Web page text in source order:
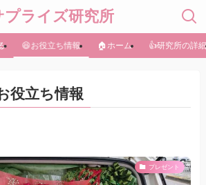
プライズ研究所
😆お役立ち情報 🏠ホーム 👍研究所の詳細
役立ち情報
プレゼント